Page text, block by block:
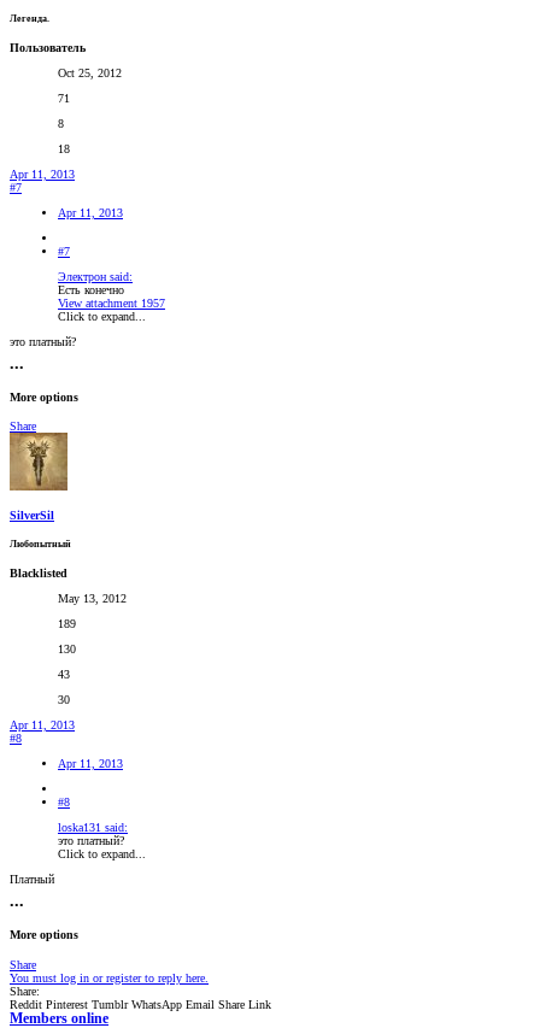
Легенда.
Пользователь
Oct 25, 2012
71
8
18
Apr 11, 2013
#7
Apr 11, 2013
#7
Электрон said:
Есть конечно
View attachment 1957
Click to expand...
это платный?
•••
More options
Share
SilverSil
Любопытный
Blacklisted
May 13, 2012
189
130
43
30
Apr 11, 2013
#8
Apr 11, 2013
#8
loska131 said:
это платный?
Click to expand...
Платный
•••
More options
Share
You must log in or register to reply here.
Share:
Reddit Pinterest Tumblr WhatsApp Email Share Link
Members online